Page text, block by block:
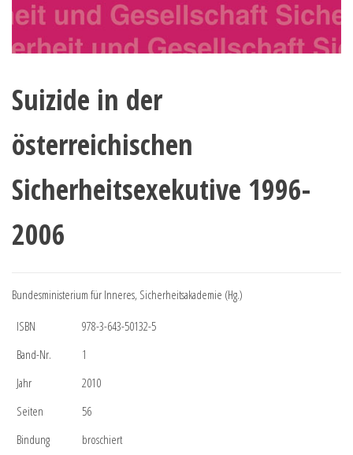
Suizide in der
österreichischen
Sicherheitsexekutive 1996-
2006
Bundesministerium für Inneres, Sicherheitsakademie (Hg.)
ISBN
978-3-643-50132-5
Band-Nr.
1
Jahr
2010
Seiten
56
Bindung
broschiert